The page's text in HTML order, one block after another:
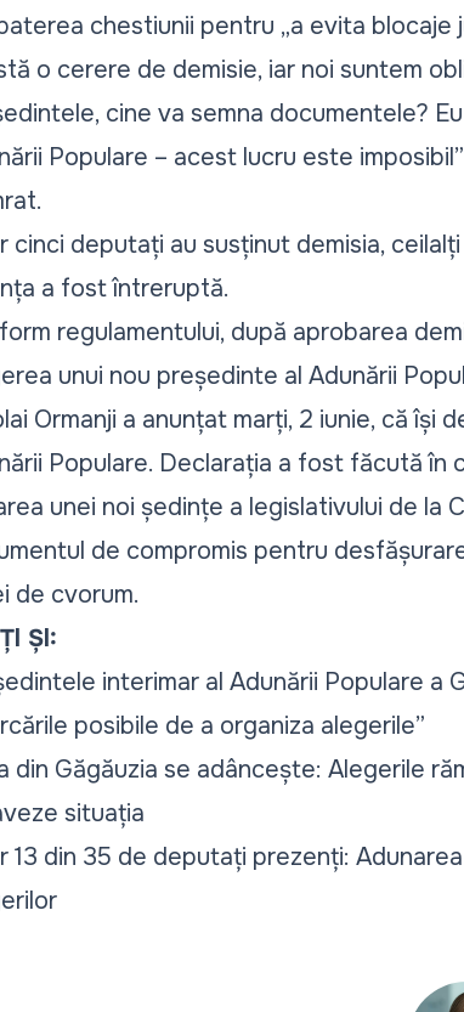
chestiunii pentru „a evita blocaje
o cerere de demisie, iar noi suntem
cine va semna documentele?
Populare – acest lucru este imposibil”
cinci deputați au susținut demisia,
a fost întreruptă.
regulamentului, după aprobarea
unui nou președinte al Adunării
Ormanji a anunțatmarți, 2 iunie, că își
Populare. Declarația a fost făcută în
unei noi ședințe a legislativului de la
de compromis pentru
de cvorum.
ȘI:
interimar al Adunării Populare a
posibile de a organiza alegerile”
din Găgăuzia se adâncește: Alegerile
situația
13 din 35 de deputați prezenți: